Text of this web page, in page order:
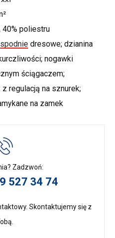
40% poliestru
spodnie dresowe; dzianina
nogawki
ściągaczem;
regulacją na sznurek;
na zamek
Zadzwoń:
527 34 74
Skontaktujemy się z